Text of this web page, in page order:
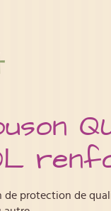
de protection de